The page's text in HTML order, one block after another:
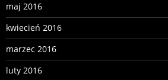
maj 2016
kwiecień 2016
marzec 2016
luty 2016